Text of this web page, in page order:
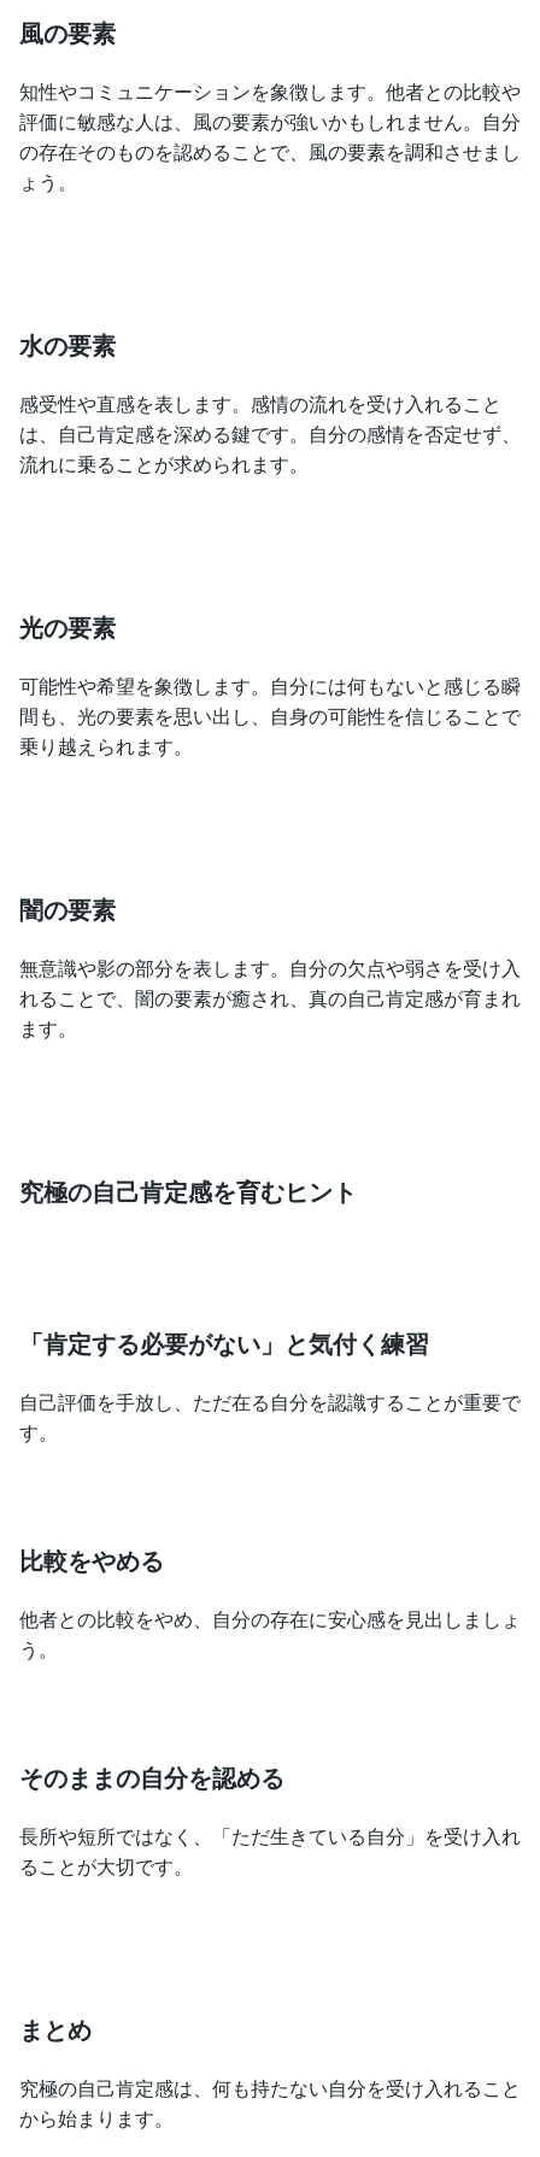
風の要素
知性やコミュニケーションを象徴します。他者との比較や
評価に敏感な人は、風の要素が強いかもしれません。自分
の存在そのものを認めることで、風の要素を調和させまし
ょう。
水の要素
感受性や直感を表します。感情の流れを受け入れること
は、自己肯定感を深める鍵です。自分の感情を否定せず、
流れに乗ることが求められます。
光の要素
可能性や希望を象徴します。自分には何もないと感じる瞬
間も、光の要素を思い出し、自身の可能性を信じることで
乗り越えられます。
闇の要素
無意識や影の部分を表します。自分の欠点や弱さを受け入
れることで、闇の要素が癒され、真の自己肯定感が育まれ
ます。
究極の自己肯定感を育むヒント
「肯定する必要がない」と気付く練習
自己評価を手放し、ただ在る自分を認識することが重要で
す。
比較をやめる
他者との比較をやめ、自分の存在に安心感を見出しましょ
う。
そのままの自分を認める
長所や短所ではなく、「ただ生きている自分」を受け入れ
ることが大切です。
まとめ
究極の自己肯定感は、何も持たない自分を受け入れること
から始まります。